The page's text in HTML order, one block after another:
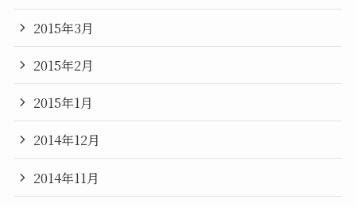
2015年3月
2015年2月
2015年1月
2014年12月
2014年11月